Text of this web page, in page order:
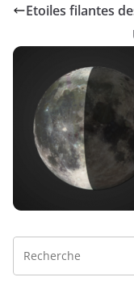
Etoiles filantes